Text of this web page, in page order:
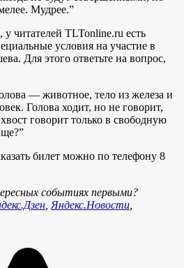
Мудрее.”
читателей TLTonline.ru есть
условия на участие в
Для этого ответьте на вопрос,
— животное, тело из железа и
Голова ходит, но не говорит,
говорит только в свободную
билет можно по телефону 8
событиях первыми?
Яндекс.Новости